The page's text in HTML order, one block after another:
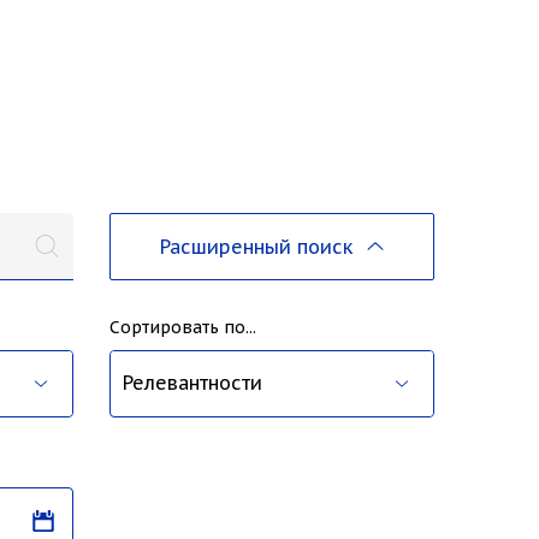
Расширенный поиск
Сортировать по...
Релевантности
Дате публикации